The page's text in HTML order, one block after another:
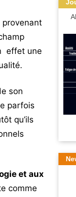
provenant
effet une
son
parfois
qu’ils
et aux
comme